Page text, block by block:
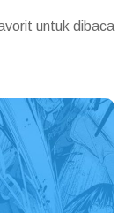
untuk dibaca